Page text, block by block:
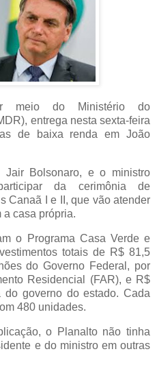
meio do Ministério do
entrega nesta sexta-feira
de baixa renda em João
Jair Bolsonaro, e o ministro
da cerimônia de
Canaã I e II, que vão atender
a casa própria.
o Programa Casa Verde e
totais de R$ 81,5
do Governo Federal, por
Residencial (FAR), e R$
do governo do estado. Cada
480 unidades.
o Planalto não tinha
e do ministro em outras